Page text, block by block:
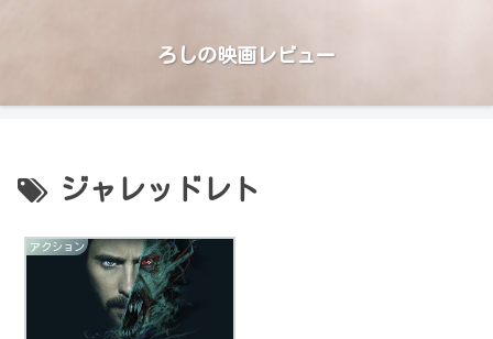
ろしの映画レビュー
ジャレッドレト
アクション